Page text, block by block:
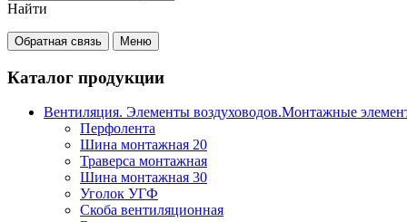
Найти
Обратная связь Меню
Каталог продукции
Вентиляция. Элементы воздуховодов.Монтажные
Перфолента
Шина монтажная 20
Траверса монтажная
Шина монтажная 30
Уголок УГФ
Скоба вентиляционная